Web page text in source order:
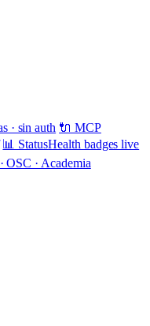
· sin auth 🔌 MCP
📊 StatusHealth badges live
OSC · Academia